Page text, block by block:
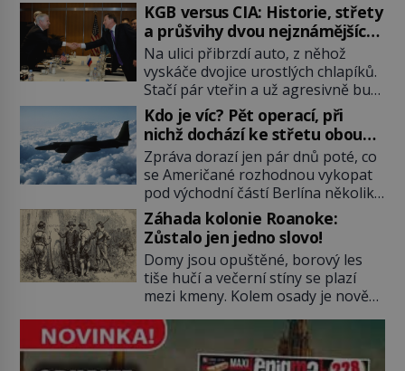
pověsil Napoleon? Samotný císař
Napoleon Bonaparte (1769–1821)
má pro malbu slabost, a tak si ji
ještě jako první konzul přemístí do
své ložnice v Tuilerisjkém […]
KGB versus CIA: Historie, střety
a průšvihy dvou nejznámějších
tajných služeb historie
Na ulici přibrzdí auto, z něhož
vyskáče dvojice urostlých chlapíků.
Stačí pár vteřin a už agresivně buší
na dveře. O další okamžik později
vlečou nebožáka do auta, a pak už
ho nikdy nikdo nespatří. Dostal se
totiž do rukou všemocné KGB. Jako
sourozenci, kteří si nemohou přijít
na jméno. Neustále se předhání v
plánování sabotáží, […]
Kdo je víc? Pět operací, při
nichž dochází ke střetu obou
tajných služeb
Zpráva dorazí jen pár dnů poté, co
se Američané rozhodnou vykopat
pod východní částí Berlína několik
stovek metrů dlouhý tunel. Sověti
na sobě nenechají nic znát a
nechají nepřítele, aby si myslel, že
je přechytračil. Cennou informaci
jim dodá jeden z agentů. Oba
tábory jsou zvyklé působit v pozadí
a podle situace tlačit, jak oni […]
Záhada kolonie Roanoke:
Zůstalo jen jedno slovo!
Domy jsou opuštěné, borový les
tiše hučí a večerní stíny se plazí
mezi kmeny. Kolem osady je nově
postavená palisáda, ale ani to
nejspíš nedokáže osadníky
zachránit. Muži, ženy, děti – všichni